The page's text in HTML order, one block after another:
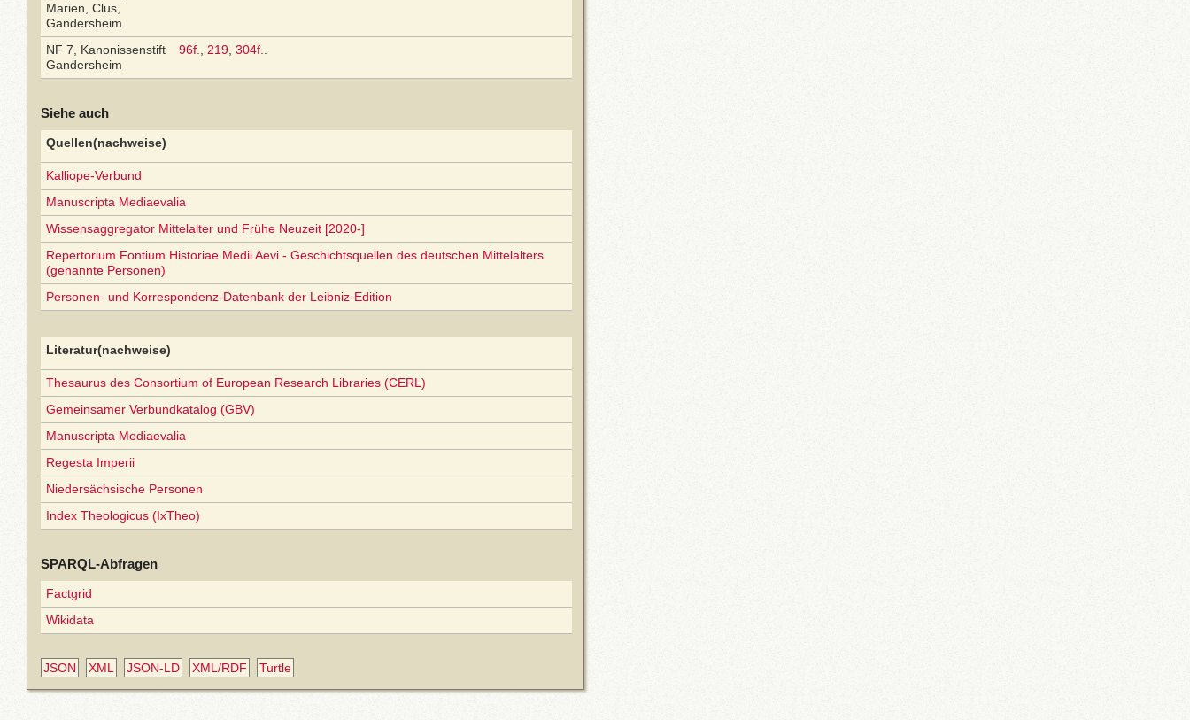
Marien, Clus,
Gandersheim
NF 7, Kanonissenstift
Gandersheim
96f. 219 304f.
Siehe auch
Quellen(nachweise)
Kalliope-Verbund
Manuscripta Mediaevalia
Wissensaggregator Mittelalter und Frühe Neuzeit [2020-]
Repertorium Fontium Historiae Medii Aevi - Geschichtsquellen des deutschen Mittelalters
(genannte Personen)
Personen- und Korrespondenz-Datenbank der Leibniz-Edition
Literatur(nachweise)
Thesaurus des Consortium of European Research Libraries (CERL)
Gemeinsamer Verbundkatalog (GBV)
Manuscripta Mediaevalia
Regesta Imperii
Niedersächsische Personen
Index Theologicus (IxTheo)
SPARQL-Abfragen
Factgrid
Wikidata
JSON XML JSON-LD XML/RDF Turtle